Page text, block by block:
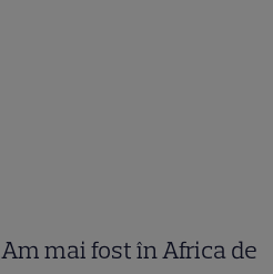
mai fost în Africa de